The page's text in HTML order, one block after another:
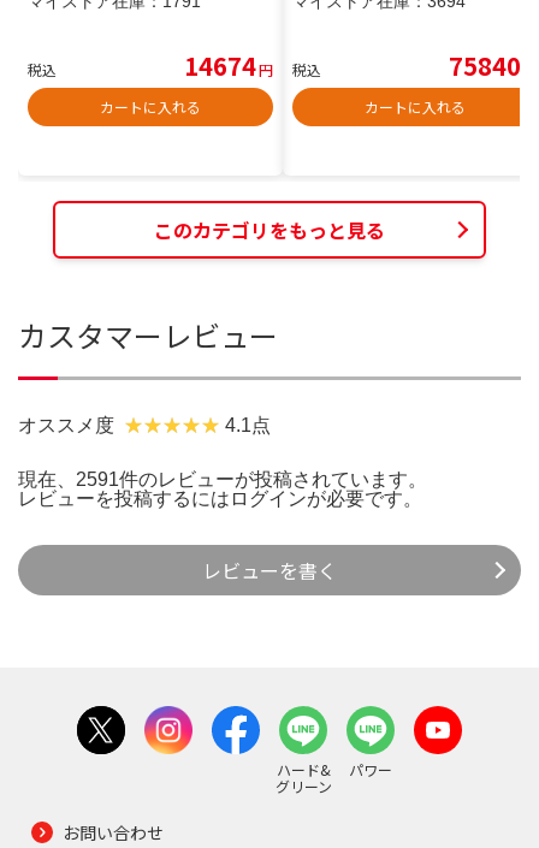
税込 14674円
カートに入れる
税込 75840
カートに入れる
このカテゴリをもっと見る
カスタマーレビュー
オススメ度 4.1点
現在、2591件のレビューが投稿されています。
レビューを投稿するには ログインが必要です。
レビューを書く
ハード&
グリーン
パワー
お問い合わせ